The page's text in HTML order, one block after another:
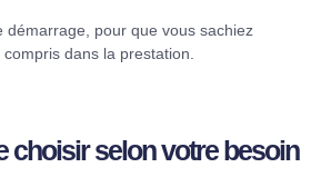
démarrage, pour que vous sachiez
dans la prestation.
choisir selon votre besoin